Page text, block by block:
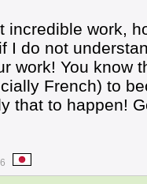
incredible work,
I do not
work! You know
French) to
that to happen!